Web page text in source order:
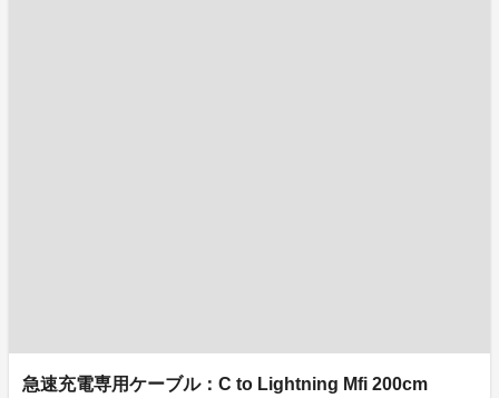
急速充電専用ケーブル：C to Lightning Mfi 200cm